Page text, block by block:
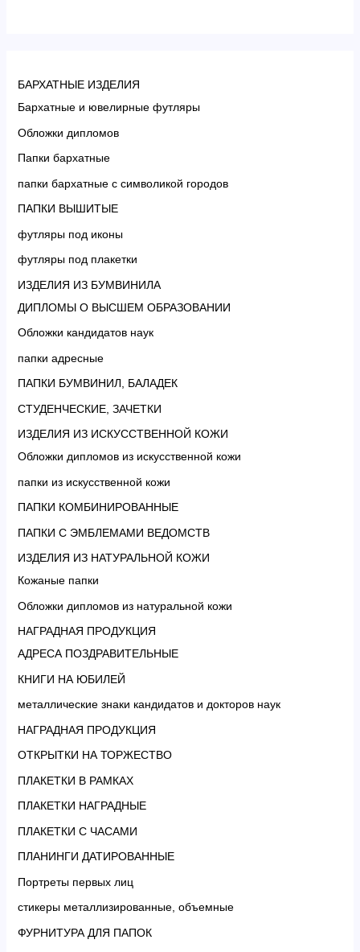
БАРХАТНЫЕ ИЗДЕЛИЯ
Бархатные и ювелирные футляры
Обложки дипломов
Папки бархатные
папки бархатные с символикой городов
ПАПКИ ВЫШИТЫЕ
футляры под иконы
футляры под плакетки
ИЗДЕЛИЯ ИЗ БУМВИНИЛА
ДИПЛОМЫ О ВЫСШЕМ ОБРАЗОВАНИИ
Обложки кандидатов наук
папки адресные
ПАПКИ БУМВИНИЛ, БАЛАДЕК
СТУДЕНЧЕСКИЕ, ЗАЧЕТКИ
ИЗДЕЛИЯ ИЗ ИСКУССТВЕННОЙ КОЖИ
Обложки дипломов из искусственной кожи
папки из искусственной кожи
ПАПКИ КОМБИНИРОВАННЫЕ
ПАПКИ С ЭМБЛЕМАМИ ВЕДОМСТВ
ИЗДЕЛИЯ ИЗ НАТУРАЛЬНОЙ КОЖИ
Кожаные папки
Обложки дипломов из натуральной кожи
НАГРАДНАЯ ПРОДУКЦИЯ
АДРЕСА ПОЗДРАВИТЕЛЬНЫЕ
КНИГИ НА ЮБИЛЕЙ
металлические знаки кандидатов и докторов наук
НАГРАДНАЯ ПРОДУКЦИЯ
ОТКРЫТКИ НА ТОРЖЕСТВО
ПЛАКЕТКИ В РАМКАХ
ПЛАКЕТКИ НАГРАДНЫЕ
ПЛАКЕТКИ С ЧАСАМИ
ПЛАНИНГИ ДАТИРОВАННЫЕ
Портреты первых лиц
стикеры металлизированные, объемные
ФУРНИТУРА ДЛЯ ПАПОК